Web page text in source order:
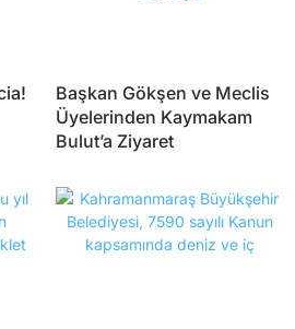
Başkan Gökşen ve Meclis
Üyelerinden Kaymakam
Bulut’a Ziyaret